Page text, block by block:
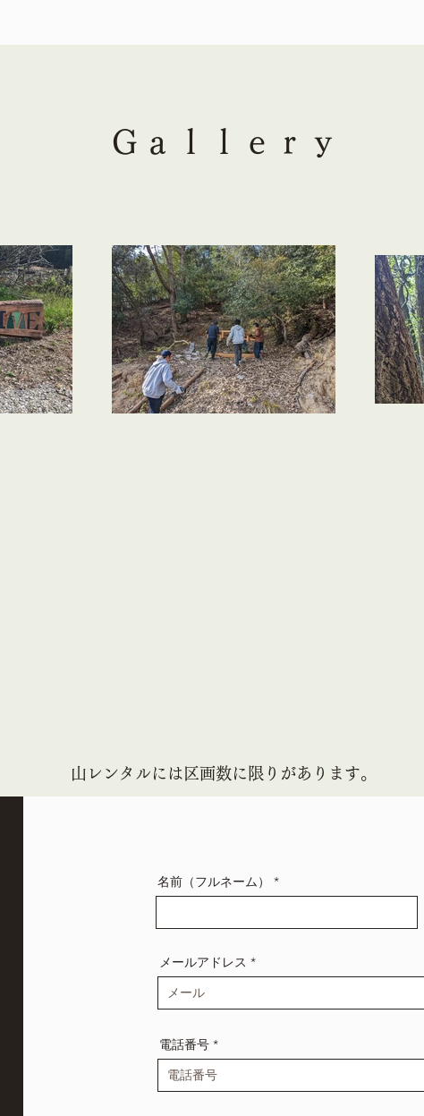
Ｇａｌｌｅｒｙ
​山レンタルには区画数に限りがあります。
名前（フルネーム）
メールアドレス
電話番号